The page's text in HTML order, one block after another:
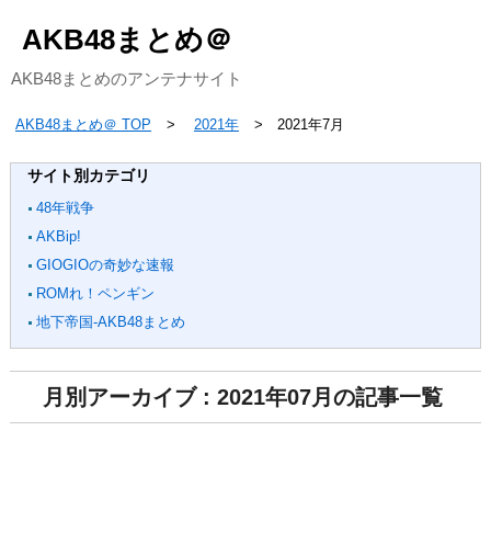
AKB48まとめ＠
AKB48まとめのアンテナサイト
AKB48まとめ＠ TOP 2021年 2021年7月
サイト別カテゴリ
48年戦争
AKBip!
GIOGIOの奇妙な速報
ROMれ！ペンギン
地下帝国-AKB48まとめ
月別アーカイブ : 2021年07月の記事一覧